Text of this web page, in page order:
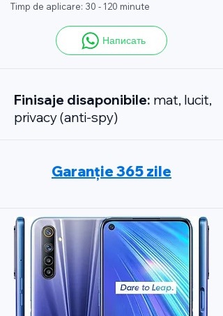
Timp de aplicare: 30 - 120 minute
Написать
Finisaje disaponibile: mat, lucit,
privacy (anti-spy)
Garanție 365 zile